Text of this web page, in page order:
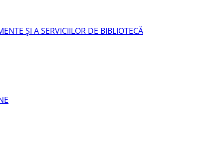
ŞI A SERVICIILOR DE BIBLIOTECĂ